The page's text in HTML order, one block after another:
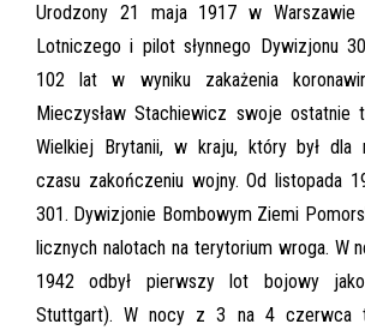
Urodzony 21 maja 1917 w Warszawie
Lotniczego i pilot słynnego Dywizjonu
102 lat w wyniku zakażenia
Mieczysław Stachiewicz swoje ostatnie
Wielkiej Brytanii, w kraju, który był dla
czasu zakończeniu wojny. Od listopada
301. Dywizjonie Bombowym Ziemi
licznych nalotach na terytorium wroga. W
1942 odbył pierwszy lot bojowy
Stuttgart). W nocy z 3 na 4 czerwca